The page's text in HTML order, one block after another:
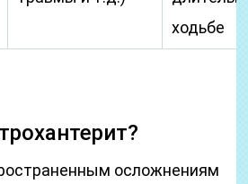
ходьбе
осложнениям